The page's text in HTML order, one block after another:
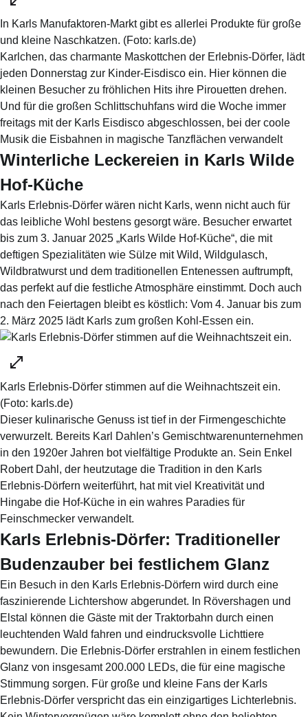
In Karls Manufaktoren-Markt gibt es allerlei Produkte für große
und kleine Naschkatzen. (Foto: karls.de)
Karlchen, das charmante Maskottchen der Erlebnis-Dörfer, lädt
jeden Donnerstag zur Kinder-Eisdisco ein. Hier können die
kleinen Besucher zu fröhlichen Hits ihre Pirouetten drehen.
Und für die großen Schlittschuhfans wird die Woche immer
freitags mit der Karls Eisdisco abgeschlossen, bei der coole
Musik die Eisbahnen in magische Tanzflächen verwandelt
Winterliche Leckereien in Karls Wilde
Hof-Küche
Karls Erlebnis-Dörfer wären nicht Karls, wenn nicht auch für
das leibliche Wohl bestens gesorgt wäre. Besucher erwartet
bis zum 3. Januar 2025 „Karls Wilde Hof-Küche“, die mit
deftigen Spezialitäten wie Sülze mit Wild, Wildgulasch,
Wildbratwurst und dem traditionellen Entenessen auftrumpft,
das perfekt auf die festliche Atmosphäre einstimmt. Doch auch
nach den Feiertagen bleibt es köstlich: Vom 4. Januar bis zum
2. März 2025 lädt Karls zum großen Kohl-Essen ein.
Karls Erlebnis-Dörfer stimmen auf die Weihnachtszeit ein.
(Foto: karls.de)
Dieser kulinarische Genuss ist tief in der Firmengeschichte
verwurzelt. Bereits Karl Dahlen’s Gemischtwarenunternehmen
in den 1920er Jahren bot vielfältige Produkte an. Sein Enkel
Robert Dahl, der heutzutage die Tradition in den Karls
Erlebnis-Dörfern weiterführt, hat mit viel Kreativität und
Hingabe die Hof-Küche in ein wahres Paradies für
Feinschmecker verwandelt.
Karls Erlebnis-Dörfer: Traditioneller
Budenzauber bei festlichem Glanz
Ein Besuch in den Karls Erlebnis-Dörfern wird durch eine
faszinierende Lichtershow abgerundet. In Rövershagen und
Elstal können die Gäste mit der Traktorbahn durch einen
leuchtenden Wald fahren und eindrucksvolle Lichttiere
bewundern. Die Erlebnis-Dörfer erstrahlen in einem festlichen
Glanz von insgesamt 200.000 LEDs, die für eine magische
Stimmung sorgen. Für große und kleine Fans der Karls
Erlebnis-Dörfer verspricht das ein einzigartiges Lichterlebnis.